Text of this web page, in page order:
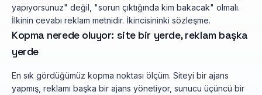
yapıyorsunuz" değil, "sorun çıktığında kim bakacak" olmalı.
İlkinin cevabı reklam metnidir. İkincisininki sözleşme.
Kopma nerede oluyor: site bir yerde, reklam başka
yerde
En sık gördüğümüz kopma noktası ölçüm. Siteyi bir ajans
yapmış, reklamı başka bir ajans yönetiyor, sunucu üçüncü bir